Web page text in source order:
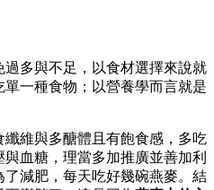
多與不足，以食材選擇來說就
一種食物；以營養學而言就是
維與多醣體且有飽食感，多吃
血糖，理當多加推廣並善加利
減肥，每天吃好幾碗燕麥。結